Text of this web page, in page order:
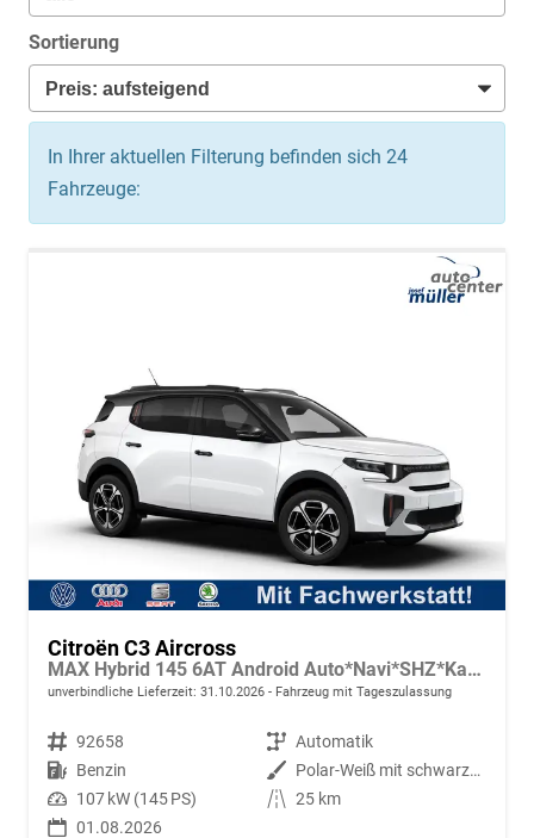
Sortierung
In Ihrer aktuellen Filterung befinden sich 24
Fahrzeuge:
Citroën C3 Aircross
MAX Hybrid 145 6AT Android Auto*Navi*SHZ*Kamera*Totwinkel*Keyless*17"*Klimaauto
unverbindliche Lieferzeit: 31.10.2026 Fahrzeug mit Tageszulassung
Fahrzeugnr. 92658 Getriebe Automatik
Kraftstoff Benzin Außenfarbe
Polar-Weiß mit schwarzem Dach
Leistung 107 kW (145 PS) Kilometerstand 25 km
01.08.2026